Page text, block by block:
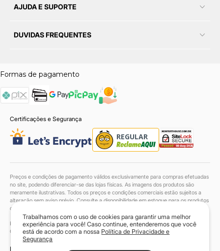
Trabalhamos com o uso de cookies para garantir uma melhor
experiência para você! Caso continue, entenderemos que você
está de acordo com a nossa Política de Privacidade e
Segurança
AJUDA E SUPORTE
DUVIDAS FREQUENTES
Formas de pagamento
Certificações e Segurança
Preços e condições de pagamento válidos exclusivamente para compras efetuadas
no site, podendo diferenciar-se das lojas físicas. As imagens dos produtos são
meramente ilustrativas. Todos os preços e condições comerciais estão sujeitos a
alteração sem aviso prévio. Consulte a disponibilidade em estoque para os produtos
com entrega até 48h.
Komfort House Sofás LTDA. | 38.046.549/0001-90 | Todos os direitos reservados.
Copyright© 2024
Powered by